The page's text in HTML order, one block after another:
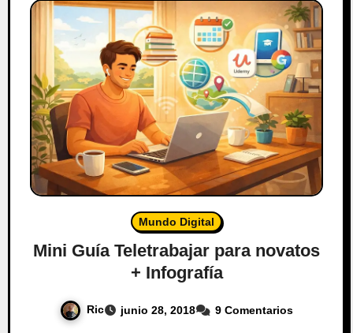
Mundo Digital
Mini Guía Teletrabajar para novatos
+ Infografía
Ric junio 28, 2018 9 Comentarios